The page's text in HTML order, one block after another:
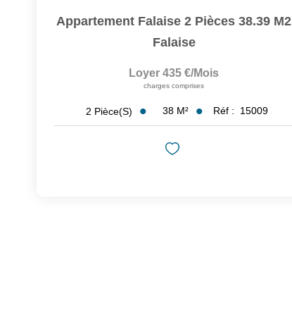
Appartement Falaise 2 Pièces 38.39 M2
Falaise
Loyer 435 €/mois
charges comprises
2 Pièce(s) 38 M² Réf : 15009